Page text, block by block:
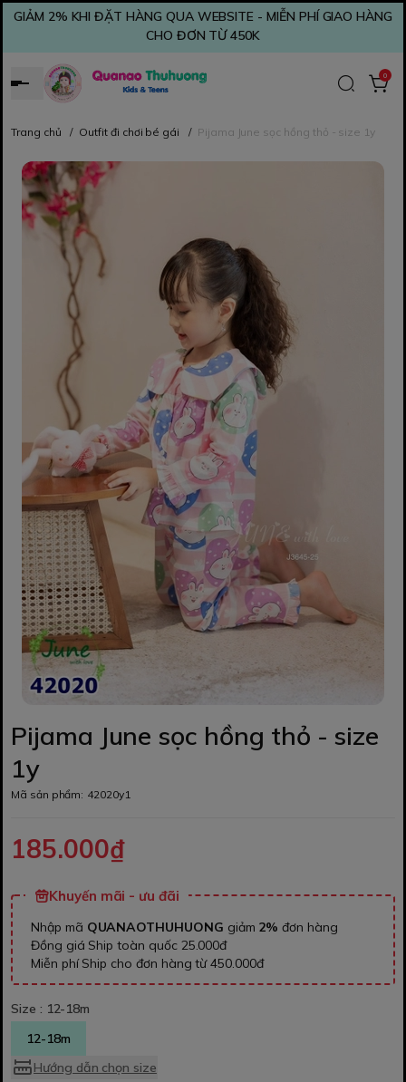
GIẢM 2% KHI ĐẶT HÀNG QUA WEBSITE - MIỄN PHÍ GIAO HÀNG
CHO ĐƠN TỪ 450K
0
Trang chủ / Outfit đi chơi bé gái / Pijama June sọc hồng thỏ - size 1y
Pijama June sọc hồng thỏ - size
1y
Mã sản phẩm: 42020y1
185.000₫
Khuyến mãi - ưu đãi
Nhập mã QUANAOTHUHUONG giảm 2% đơn hàng
Đồng giá Ship toàn quốc 25.000đ
Miễn phí Ship cho đơn hàng từ 450.000đ
Size : 12-18m
12-18m
Hướng dẫn chọn size